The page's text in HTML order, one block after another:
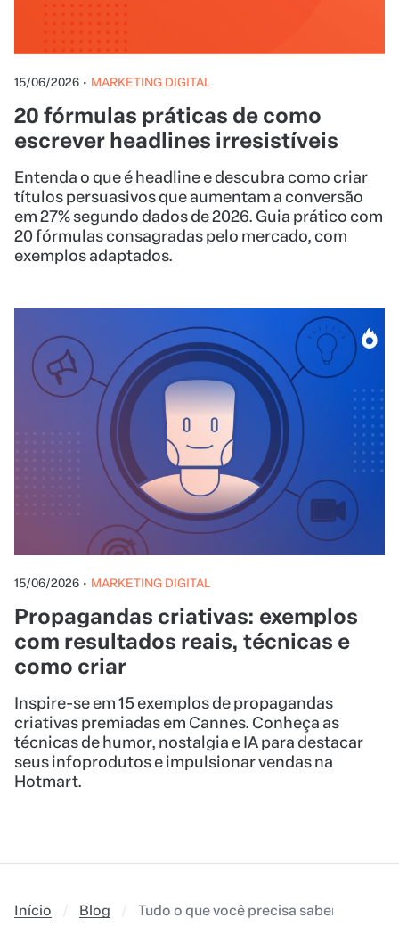
15/06/2026 • MARKETING DIGITAL
20 fórmulas práticas de como
escrever headlines irresistíveis
Entenda o que é headline e descubra como criar
títulos persuasivos que aumentam a conversão
em 27% segundo dados de 2026. Guia prático com
20 fórmulas consagradas pelo mercado, com
exemplos adaptados.
15/06/2026 • MARKETING DIGITAL
Propagandas criativas: exemplos
com resultados reais, técnicas e
como criar
Inspire-se em 15 exemplos de propagandas
criativas premiadas em Cannes. Conheça as
técnicas de humor, nostalgia e IA para destacar
seus infoprodutos e impulsionar vendas na
Hotmart.
Início Blog Tudo o que você precisa saber para